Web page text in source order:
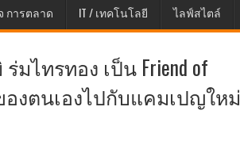
การตลาด IT / เทคโนโลยี ไลฟ์สไตล์
มไทรทอง เป็น Friend of
องตนเองไปกับแคมเปญใหม่